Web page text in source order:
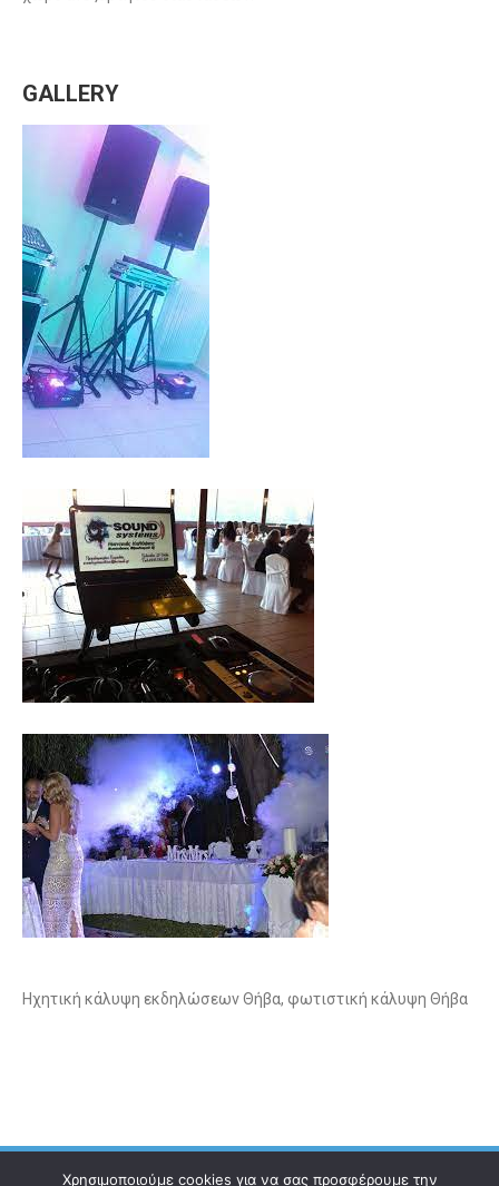
GALLERY
Ηχητική κάλυψη εκδηλώσεων Θήβα, φωτιστική κάλυψη Θήβα
Χρησιμοποιούμε cookies για να σας προσφέρουμε την